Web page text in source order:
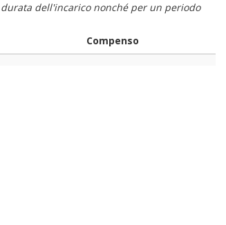
dell'incarico nonché per un periodo
Compenso